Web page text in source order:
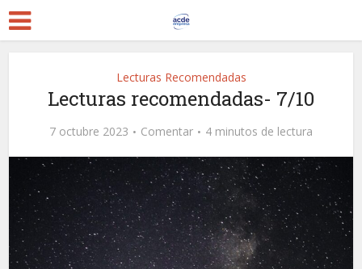
Lecturas Recomendadas
Lecturas recomendadas- 7/10
7 octubre 2023 Comentar 4 minutos de lectura